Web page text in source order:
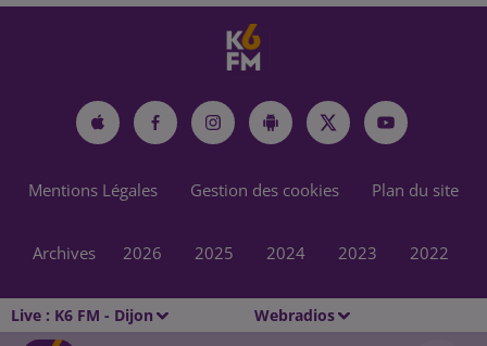
Live : K6 FM - Dijon Webradios
Mentions Légales Gestion des cookies Plan du site
Archives 2026 2025 2024 2023 2022